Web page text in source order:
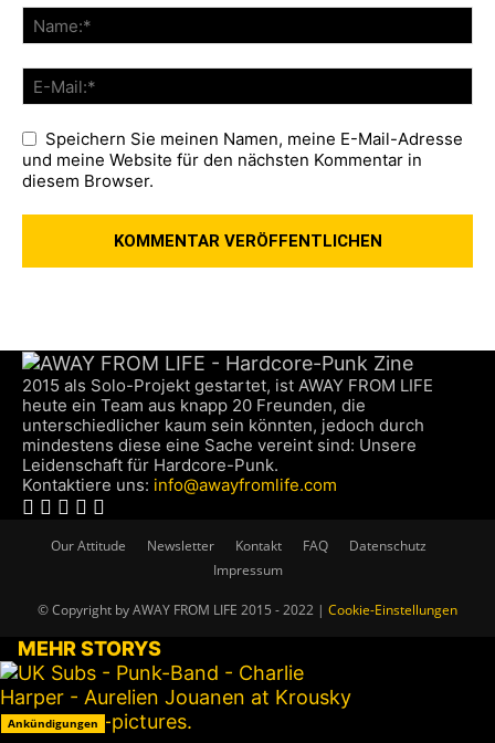
Speichern Sie meinen Namen, meine E-Mail-Adresse
und meine Website für den nächsten Kommentar in
diesem Browser.
2015 als Solo-Projekt gestartet, ist AWAY FROM LIFE
heute ein Team aus knapp 20 Freunden, die
unterschiedlicher kaum sein könnten, jedoch durch
mindestens diese eine Sache vereint sind: Unsere
Leidenschaft für Hardcore-Punk.
Kontaktiere uns: info@awayfromlife.com
Our Attitude Newsletter Kontakt FAQ
Datenschutz
Impressum
© Copyright by AWAY FROM LIFE 2015 - 2022 | Cookie-Einstellungen
MEHR STORYS
Ankündigungen